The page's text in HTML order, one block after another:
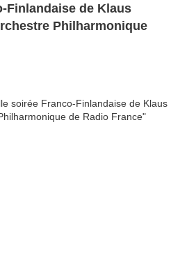
Finlandaise de Klaus
Philharmonique